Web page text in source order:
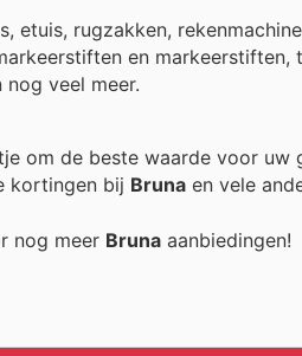
etuis, rugzakken,
en markeerstiften,
veel meer.
om de beste waarde voor uw
kortingen bij Bruna en vele
nog meer Bruna aanbiedingen!